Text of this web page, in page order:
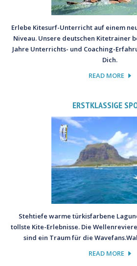
Erlebe Kitesurf-Unterricht auf einem
Niveau. Unsere deutschen Kitetrainer
Jahre Unterrichts- und Coaching-
Dich.
READ MORE
ERSTKLASSIGE
Stehtiefe warme türkisfarbene
tollste Kite-Erlebnisse. Die
sind ein Traum für die
READ MORE